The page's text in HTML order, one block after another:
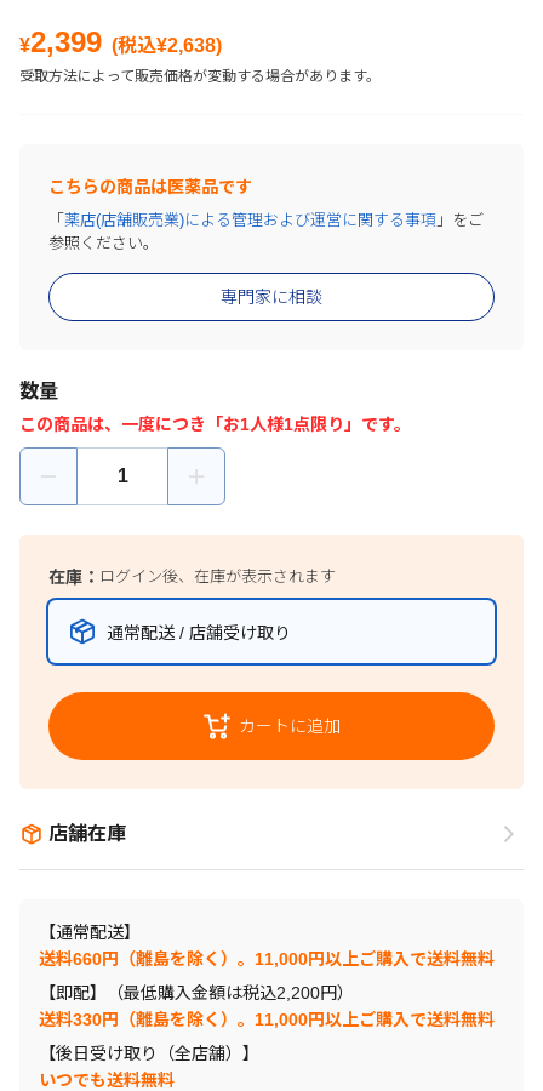
¥2,399 (税込¥2,638)
受取方法によって販売価格が変動する場合があります。
こちらの商品は医薬品です
専門家に相談
「 薬店(店舗販売業)による管理および運営に関する事項 」をご
参照ください。
数量
この商品は、一度につき「お1人様1点限り」です。
在庫： ログイン後、在庫が表示されます
通常配送 / 店舗受け取り
カートに追加
店舗在庫
【通常配送】
送料660円（離島を除く）。11,000円以上ご購入で送料無料
【即配】（最低購入金額は税込2,200円）
送料330円（離島を除く）。11,000円以上ご購入で送料無料
【後日受け取り（全店舗）】
いつでも送料無料